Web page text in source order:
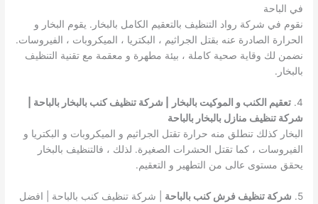
في الباحة
نقوم في شركة رواد التنظيف بالتعقيم الكامل بالبخار. يقوم البخار و
الحرارة الصادرة عنه بقتل الجراثيم ، البكتريا ، الميكروبات ، الفيروسات.
نضمن لك وقاية صحية كاملة ، بيئة مطهرة و معقمة مع تقنية التنظيف
بالبخار.
4. تعقيم الكنب و الموكيت بالبخار
| شركة تنظيف كنب بالبخار بالباحة |
شركة تنظيف منازل بالبخار بالباحة
البخار كذلك تنطلق منه حرارة تقتل الجراثيم و الميكروبات و البكتريا و
الفيروسات ، كما تقتل الحشرات الصغيرة. لذلك ، فالتنظيف بالبخار
يحقق مستوى عالى من التطهير و التعقيم.
5. شركة تنظيف فرش كنب بالباحة | شركة تنظيف كنب بالباحة | افضل